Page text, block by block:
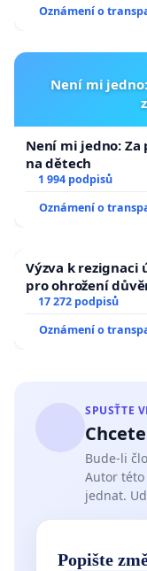
Oznámení o
Není mi
Není mi jedno:
na dětech
1 994 podpisů
Oznámení o
Výzva k rezignaci
pro ohrožení
17 272 podpisů
Oznámení o
SPUSŤTE
Bude-li
Autor
jednat.
Popište